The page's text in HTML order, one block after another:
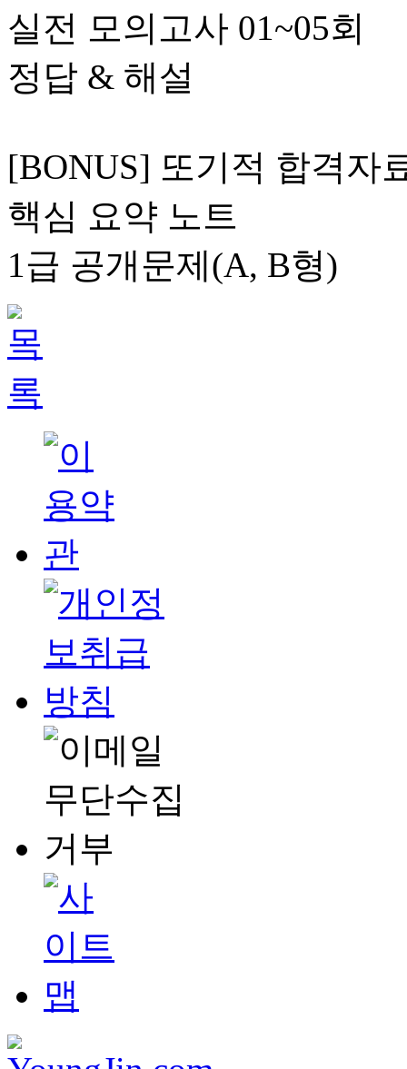
실전 모의고사 01~05회
정답 & 해설
[BONUS] 또기적 합격자
핵심 요약 노트
1급 공개문제(A, B형)